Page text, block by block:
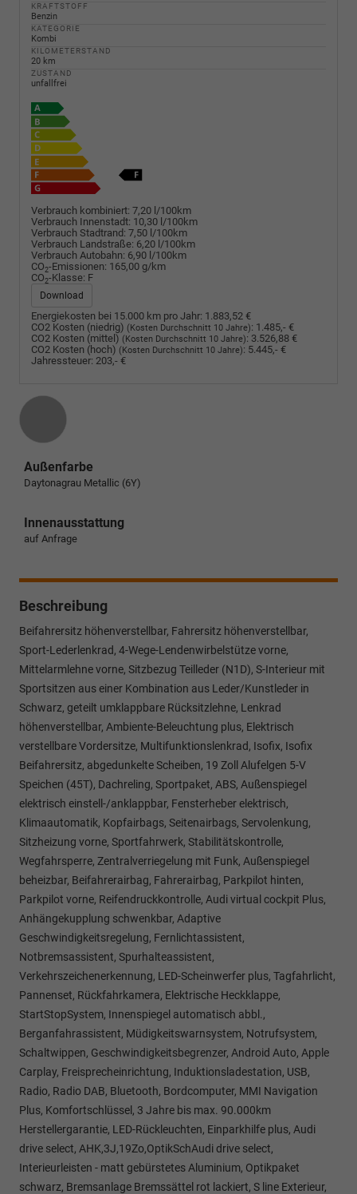
KRAFTSTOFF
Benzin
KATEGORIE
Kombi
KILOMETERSTAND
20 km
ZUSTAND
unfallfrei
Verbrauch kombiniert: 7,20 l/100km
Verbrauch Innenstadt: 10,30 l/100km
Verbrauch Stadtrand: 7,50 l/100km
Verbrauch Landstraße: 6,20 l/100km
Verbrauch Autobahn: 6,90 l/100km
CO2-Emissionen: 165,00 g/km
CO2-Klasse: F
Download
Energiekosten bei 15.000 km pro Jahr: 1.883,52 €
CO2 Kosten (niedrig) (Kosten Durchschnitt 10 Jahre): 1.485,- €
CO2 Kosten (mittel) (Kosten Durchschnitt 10 Jahre): 3.526,88 €
CO2 Kosten (hoch) (Kosten Durchschnitt 10 Jahre): 5.445,- €
Jahressteuer: 203,- €
Außenfarbe
Daytonagrau Metallic (6Y)
Innenausstattung
auf Anfrage
Beschreibung
Beifahrersitz höhenverstellbar, Fahrersitz höhenverstellbar,
Sport-Lederlenkrad, 4-Wege-Lendenwirbelstütze vorne,
Mittelarmlehne vorne, Sitzbezug Teilleder (N1D), S-Interieur mit
Sportsitzen aus einer Kombination aus Leder/Kunstleder in
Schwarz, geteilt umklappbare Rücksitzlehne, Lenkrad
höhenverstellbar, Ambiente-Beleuchtung plus, Elektrisch
verstellbare Vordersitze, Multifunktionslenkrad, Isofix, Isofix
Beifahrersitz, abgedunkelte Scheiben, 19 Zoll Alufelgen 5-V
Speichen (45T), Dachreling, Sportpaket, ABS, Außenspiegel
elektrisch einstell-/anklappbar, Fensterheber elektrisch,
Klimaautomatik, Kopfairbags, Seitenairbags, Servolenkung,
Sitzheizung vorne, Sportfahrwerk, Stabilitätskontrolle,
Wegfahrsperre, Zentralverriegelung mit Funk, Außenspiegel
beheizbar, Beifahrerairbag, Fahrerairbag, Parkpilot hinten,
Parkpilot vorne, Reifendruckkontrolle, Audi virtual cockpit Plus,
Anhängekupplung schwenkbar, Adaptive
Geschwindigkeitsregelung, Fernlichtassistent,
Notbremsassistent, Spurhalteassistent,
Verkehrszeichenerkennung, LED-Scheinwerfer plus, Tagfahrlicht,
Pannenset, Rückfahrkamera, Elektrische Heckklappe,
StartStopSystem, Innenspiegel automatisch abbl.,
Berganfahrassistent, Müdigkeitswarnsystem, Notrufsystem,
Schaltwippen, Geschwindigkeitsbegrenzer, Android Auto, Apple
Carplay, Freisprecheinrichtung, Induktionsladestation, USB,
Radio, Radio DAB, Bluetooth, Bordcomputer, MMI Navigation
Plus, Komfortschlüssel, 3 Jahre bis max. 90.000km
Herstellergarantie, LED-Rückleuchten, Einparkhilfe plus, Audi
drive select, AHK,3J,19Zo,OptikSchAudi drive select,
Interieurleisten - matt gebürstetes Aluminium, Optikpaket
schwarz, Bremsanlage Bremssättel rot lackiert, S line Exterieur,